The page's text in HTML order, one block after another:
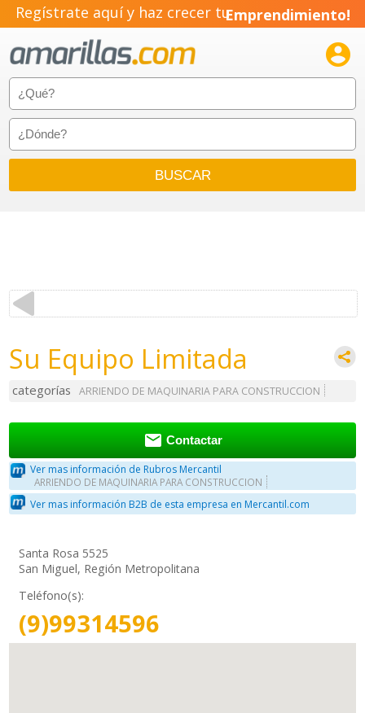
Regístrate aquí y haz crecer tuEmprendimiento!

Su Equipo Limitada
categorías ARRIENDO DE MAQUINARIA PARA CONSTRUCCION
 Contactar
Ver mas información de Rubros Mercantil
ARRIENDO DE MAQUINARIA PARA CONSTRUCCION
Ver mas información B2B de esta empresa en Mercantil.com
Santa Rosa 5525
San Miguel, Región Metropolitana
Teléfono(s):
(9)99314596